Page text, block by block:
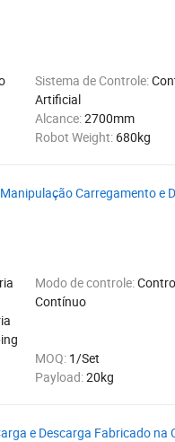
Sistema de Controle:
Artificial
Alcance:2700mm
Robot Weight: 680kg
Carregamento e
Modo de controle:
Contínuo
MOQ: 1/Set
Payload:20kg
e Descarga Fabricado na